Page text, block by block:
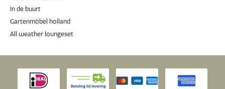
In de buurt
Gartenmöbel holland
All weather loungeset